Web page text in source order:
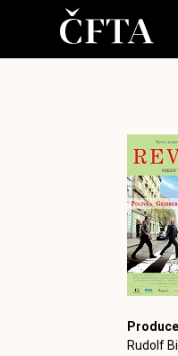
Rudolf